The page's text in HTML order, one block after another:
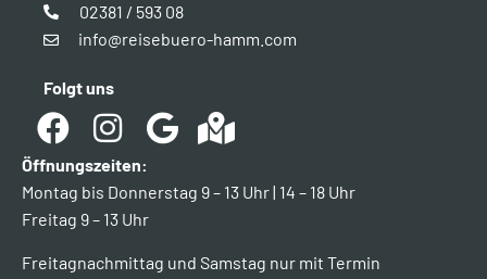
02381 / 593 08
info@reisebuero-hamm.com
Folgt uns
Öffnungszeiten:
Montag bis Donnerstag 9 – 13 Uhr | 14 – 18 Uhr
Freitag 9 – 13 Uhr
Freitagnachmittag und Samstag nur mit Termin